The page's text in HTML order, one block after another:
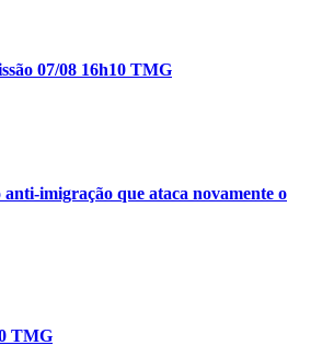
07/08 16h10 TMG
imigração que ataca novamente o
TMG